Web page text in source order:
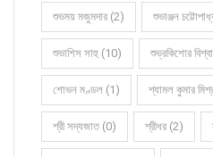
শুভময় মজুমদার (2) শুভাঞ্জন
শুভাশিস সাহু (10) শুভ্রকিশোর
শোভন মণ্ডল (1) শ্যামল কুমার
শ্রী সদ্যজাত (0) শ্রীধর (2)